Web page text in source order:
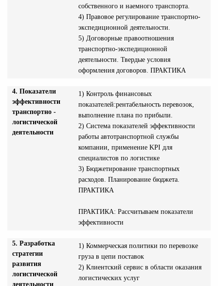
собственного и наемного транспорта.
4) Правовое регулирование транспортно-
экспедиционной деятельности.
5) Договорные правоотношения
транспортно-экспедиционной
деятельности. Твердые условия
оформления договоров. ПРАКТИКА
4. Показатели
эффективности
транспортно -
логистической
деятельности
1) Контроль финансовых
показателей:рентабельность перевозок,
выполнение плана по прибыли.
2) Система показателей эффективности
работы автотранспортной службы
компании, применение KPI для
специалистов по логистике
3) Бюджетирование транспортных
расходов. Планирование бюджета.
ПРАКТИКА
ПРАКТИКА: Рассчитываем показатели
эффективности
5. Разработка
стратегии
развития
логистической
деятельности
1) Коммерческая политики по перевозке
груза в цепи поставок
2) Клиентский сервис в области оказания
логистических услуг